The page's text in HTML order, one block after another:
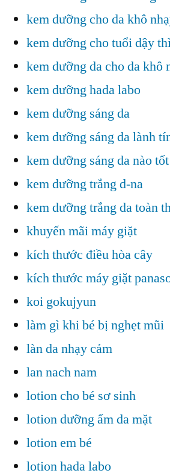
kem dưỡng cho da khô
kem dưỡng cho tuổi dậy
kem dưỡng da cho da khô
kem dưỡng hada labo
kem dưỡng sáng da
kem dưỡng sáng da lành
kem dưỡng sáng da nào tốt
kem dưỡng trắng d-na
kem dưỡng trắng da toàn
khuyến mãi máy giặt
kích thước điều hòa cây
kích thước máy giặt
koi gokujyun
làm gì khi bé bị nghẹt mũi
làn da nhạy cảm
lan nach nam
lotion cho bé sơ sinh
lotion dưỡng ẩm da mặt
lotion em bé
lotion hada labo